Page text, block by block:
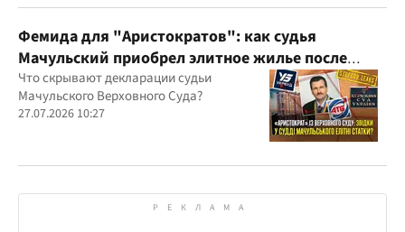
Фемида для "Аристократов": как судья
Мачульский приобрел элитное жилье после
вердикта в пользу застройщика?
Что скрывают декларации судьи
Мачульского Верховного Суда?
27.07.2026 10:27